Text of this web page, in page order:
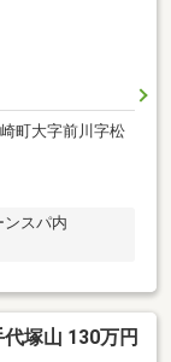
町大字前川字松
ンスパ内
塚山 130万円